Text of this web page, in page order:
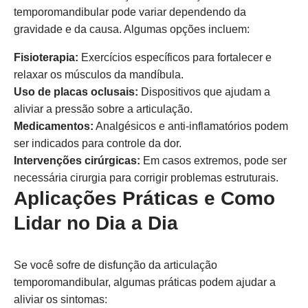
temporomandibular pode variar dependendo da
gravidade e da causa. Algumas opções incluem:
Fisioterapia: Exercícios específicos para fortalecer e
relaxar os músculos da mandíbula.
Uso de placas oclusais: Dispositivos que ajudam a
aliviar a pressão sobre a articulação.
Medicamentos: Analgésicos e anti-inflamatórios podem
ser indicados para controle da dor.
Intervenções cirúrgicas: Em casos extremos, pode ser
necessária cirurgia para corrigir problemas estruturais.
Aplicações Práticas e Como
Lidar no Dia a Dia
Se você sofre de disfunção da articulação
temporomandibular, algumas práticas podem ajudar a
aliviar os sintomas: